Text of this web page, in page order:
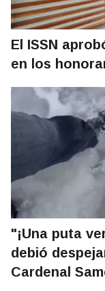
El ISSN
en los
"¡Una puta
debió
Cardenal